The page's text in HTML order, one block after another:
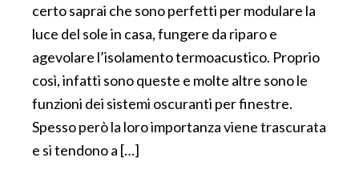
certo saprai che sono perfetti per modulare la
luce del sole in casa, fungere da riparo e
agevolare l’isolamento termoacustico. Proprio
così, infatti sono queste e molte altre sono le
funzioni dei sistemi oscuranti per finestre.
Spesso però la loro importanza viene trascurata
e si tendono a […]